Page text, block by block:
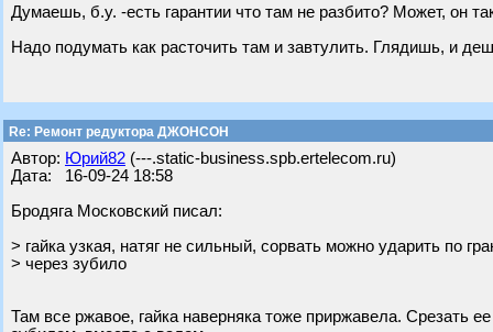
Думаешь, б.у. -есть гарантии что там не разбито? Может, он
Надо подумать как расточить там и завтулить. Глядишь, и
Re: Ремонт редуктора ДЖОНСОН
Автор: Юрий82 (---.static-business.spb.ertelecom.ru)
Дата: 16-09-24 18:58
Бродяга Московский писал:
> гайка узкая, натяг не сильный, сорвать можно ударить по
> через зубило
Там все ржавое, гайка наверняка тоже приржавела. Срезать